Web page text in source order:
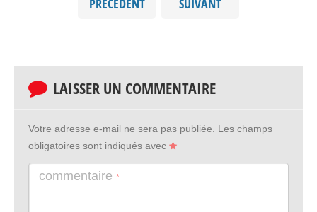
PRÉCÉDENT SUIVANT
LAISSER UN COMMENTAIRE
Votre adresse e-mail ne sera pas publiée. Les champs
obligatoires sont indiqués avec
commentaire *